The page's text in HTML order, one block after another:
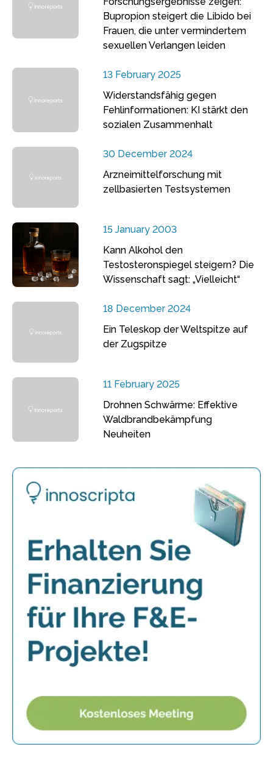
Bupropion steigert die Libido bei
Frauen, die unter vermindertem
sexuellen Verlangen leiden
13 February 2025
Widerstandsfähig gegen
Fehlinformationen: KI stärkt den
sozialen Zusammenhalt
30 December 2024
Arzneimittelforschung mit
zellbasierten Testsystemen
15 January 2003
Kann Alkohol den
Testosteronspiegel steigern? Die
Wissenschaft sagt: „Vielleicht“
18 December 2024
Ein Teleskop der Weltspitze auf
der Zugspitze
11 February 2025
Drohnen Schwärme: Effektive
Waldbrandbekämpfung
Neuheiten